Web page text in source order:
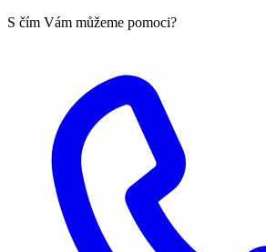
S čím Vám můžeme pomoci?